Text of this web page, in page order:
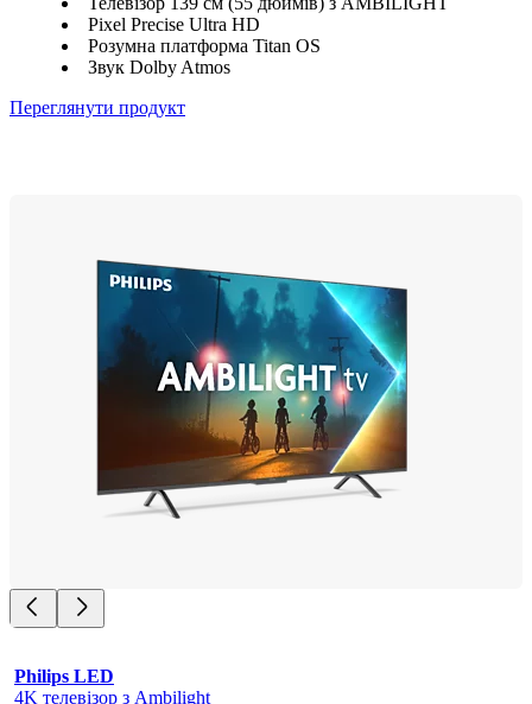
Pixel Precise Ultra HD
Розумна платформа Titan OS
Звук Dolby Atmos
Переглянути продукт
Philips LED
4K телевізор з Ambilight